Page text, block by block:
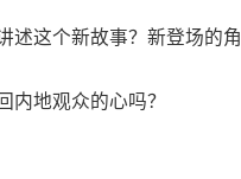
述这个新故事？新登场的
内地观众的心吗？